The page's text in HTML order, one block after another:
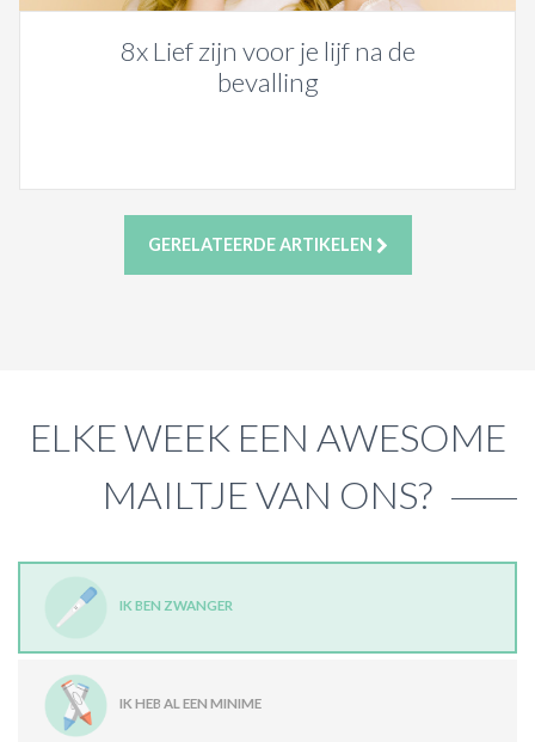
8x Lief zijn voor je lijf na de
bevalling
GERELATEERDE ARTIKELEN
ELKE WEEK EEN AWESOME
MAILTJE VAN ONS?
IK BEN ZWANGER
IK HEB AL EEN MINIME